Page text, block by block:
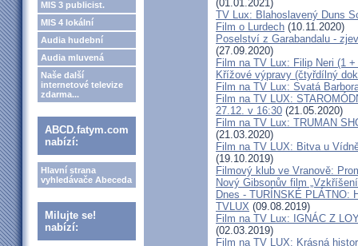
MIS 3 publicist.
MIS 4 lokální
Audia hudební
Audia mluvená
Naše další
internetové televize
zdarma...
ABCD.fatym.com
nabízí:
Hlavní strana
vyhledávače Abeceda
Milujte se!
nabízí:
(01.01.2021)
TV Lux: Blahoslavený Duns
Film o Lurdech (10.11.2020)
Poselství z Garabandalu -
(27.09.2020)
Film na TV Lux: Filip Neri (1
Křížové výpravy (čtyřdílný
Film na TV Lux: Svatá
Film na TV LUX:
27.12. v 16:30 (21.05.2020)
Film na TV Lux: TRUMAN
(21.03.2020)
Film na TV LUX: Bitva u
(19.10.2019)
Filmový klub ve Vranově:
Nový Gibsonův film
Dnes - TURÍNSKÉ PLÁTNO:
TVLUX (09.08.2019)
Film na TV Lux: IGNÁC Z
(02.03.2019)
Film na TV LUX: Krásná